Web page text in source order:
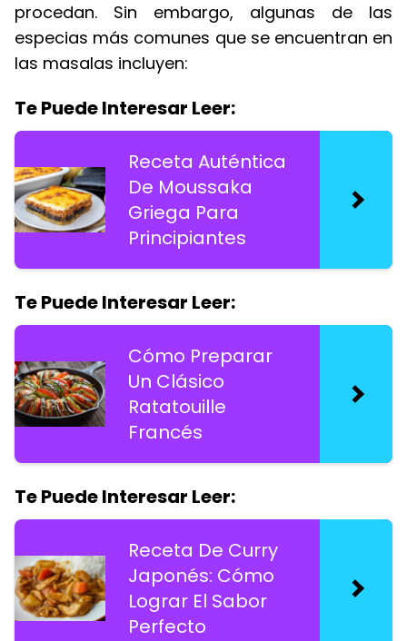
procedan. Sin embargo, algunas de las
especias más comunes que se encuentran en
las masalas incluyen:
Te Puede Interesar Leer:
Receta Auténtica
De Moussaka
Griega Para
Principiantes
Te Puede Interesar Leer:
Cómo Preparar
Un Clásico
Ratatouille
Francés
Te Puede Interesar Leer:
Receta De Curry
Japonés: Cómo
Lograr El Sabor
Perfecto